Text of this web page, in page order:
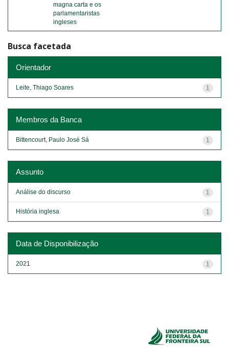
magna carta e os
parlamentaristas
ingleses
Busca facetada
Orientador
1
Leite, Thiago Soares
Membros da Banca
1
Bittencourt, Paulo José Sá
Assunto
1
Análise do discurso
1
História inglesa
Data de Disponibilização
1
2021